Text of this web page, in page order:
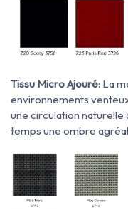
Tissu Micro Ajouré: La
environnements
une circulation naturelle
temps une ombre